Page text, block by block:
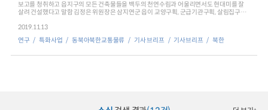
보고를 청취하고 읍지구의 모든 건축물들을 백두의 천연수림과 어울리면서도 현대미를 잘
살려 건설했다고 말함 김정은 위원장은 삼지연군 읍이 교양구획, 군급기관구획, 살림집구획,
2019.11.13
연구
특화사업 동북아북한교통물류 기사 브리프 기사브리프 북한